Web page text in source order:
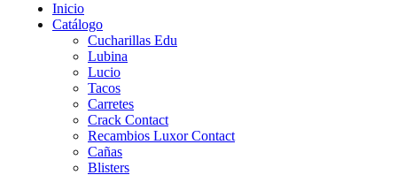
Inicio
Catálogo
Cucharillas Edu
Lubina
Lucio
Tacos
Carretes
Crack Contact
Recambios Luxor Contact
Cañas
Blisters